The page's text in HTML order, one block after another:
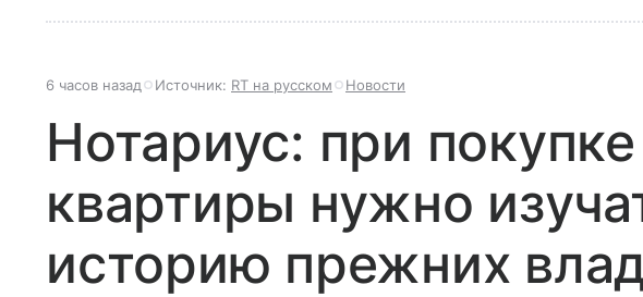
6 часов назад Источник: RT на русском Новости
Нотариус: при покупке
квартиры нужно
историю прежних